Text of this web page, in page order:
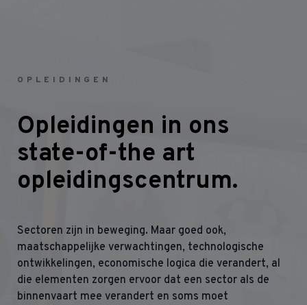
OPLEIDINGEN
Opleidingen in ons
state-of-the art
opleidingscentrum.
Sectoren zijn in beweging. Maar goed ook,
maatschappelijke verwachtingen, technologische
ontwikkelingen, economische logica die verandert, al
die elementen zorgen ervoor dat een sector als de
binnenvaart mee verandert en soms moet